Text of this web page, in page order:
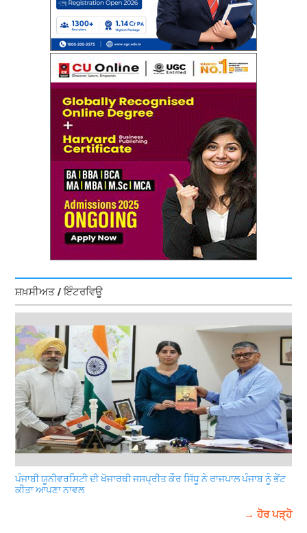
ਸ਼ਖ਼ਸੀਅਤ / ਇੰਟਰਵਿਊ
ਪੰਜਾਬੀ ਯੂਨੀਵਰਸਿਟੀ ਦੀ ਖੋਜਾਰਥੀ ਜਸਪ੍ਰੀਤ ਕੌਰ ਸਿੱਧੂ ਨੇ ਰਾਜਪਾਲ ਪੰਜਾਬ ਨੂੰ ਭੇਂਟ
ਕੀਤਾ ਆਪਣਾ ਨਾਵਲ
→ ਹੋਰ ਪੜ੍ਹੋ